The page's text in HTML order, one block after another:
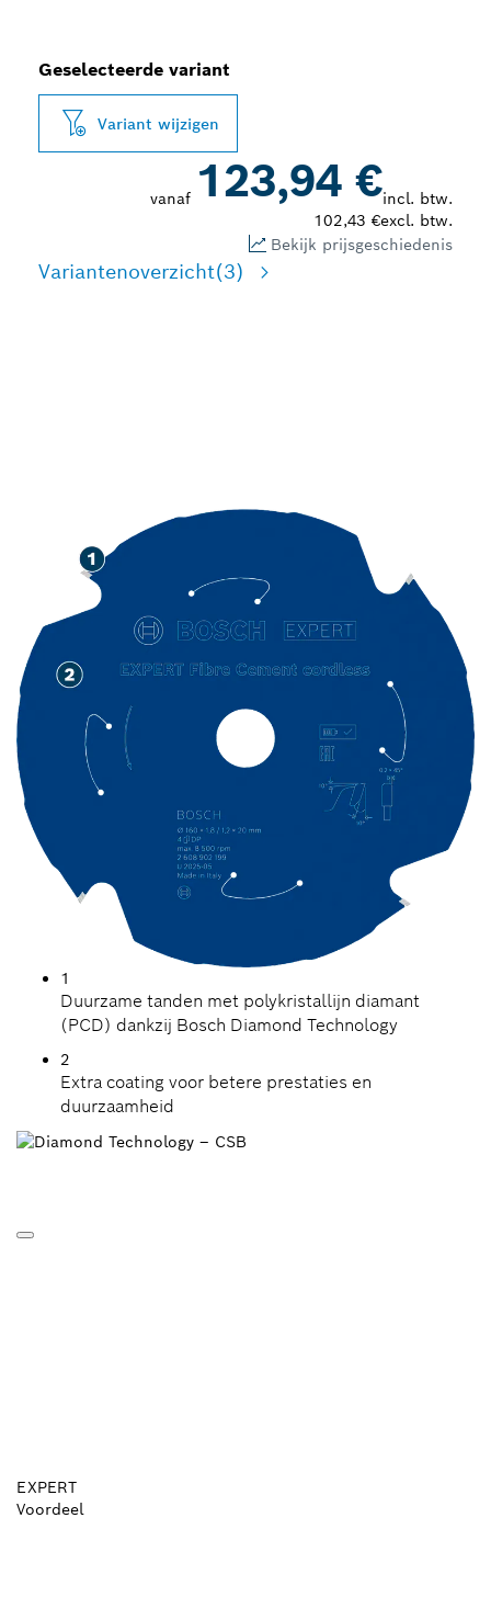
Geselecteerde variant
Variant wijzigen
vanaf 123,94 €incl. btw.
102,43 €excl. btw.
Bekijk prijsgeschiedenis
Variantenoverzicht(3)
1
Duurzame tanden met polykristallijn diamant
(PCD) dankzij Bosch Diamond Technology
2
Extra coating voor betere prestaties en
duurzaamheid
EXPERT
Voordeel